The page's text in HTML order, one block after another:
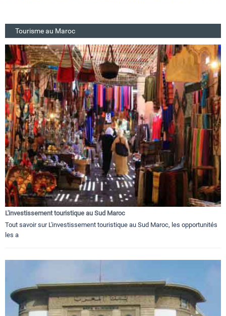
Tourisme au Maroc
L'investissement touristique au Sud Maroc
Tout savoir sur L'investissement touristique au Sud Maroc, les opportunités
les a